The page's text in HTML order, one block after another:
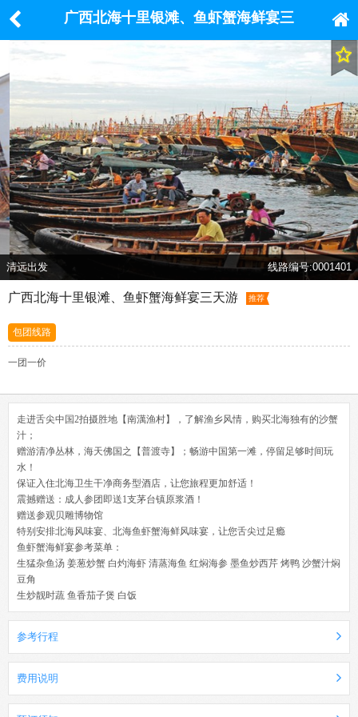
广西北海十里银滩、鱼虾蟹海鲜宴三
清远出发 线路编号:0001401
广西北海十里银滩、鱼虾蟹海鲜宴三天游 推荐
包团线路
一团一价
走进舌尖中国2拍摄胜地【南澫渔村】，了解渔乡风情，购买北海独有的沙蟹
汁；
赠游清净丛林，海天佛国之【普渡寺】；畅游中国第一滩，停留足够时间玩
水！
保证入住北海卫生干净商务型酒店，让您旅程更加舒适！
震撼赠送：成人参团即送1支茅台镇原浆酒！
赠送参观贝雕博物馆
特别安排北海风味宴、北海鱼虾蟹海鲜风味宴，让您舌尖过足瘾
鱼虾蟹海鲜宴参考菜单：
生猛杂鱼汤 姜葱炒蟹 白灼海虾 清蒸海鱼 红焖海参 墨鱼炒西芹 烤鸭 沙蟹汁焖
豆角
生炒靓时蔬 鱼香茄子煲 白饭
参考行程
费用说明